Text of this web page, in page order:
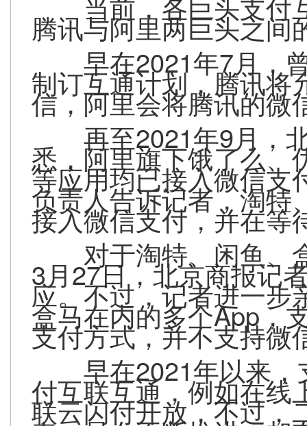
腾讯与阿里两巨头之间
早在2021年7月，
制订互通计划，腾讯将
信，阿里会将腾讯的微
再至2021年9月，
悉，阿里旗下饿了么、
等应用均已接入微信支
负责人告诉记者，淘特
接入微信支付，并在等
对于淘特、闲鱼、
3月27日，北京商报记
应。不过，记者进一步
盒马在内的多个App，
支付方式，并不支持微
早在2021年以来
付互联互通，例如在线
联云闪付开放，不过，